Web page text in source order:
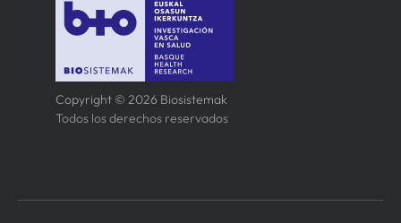
Copyright © 2026 Biosistemak
Todos los derechos reservados